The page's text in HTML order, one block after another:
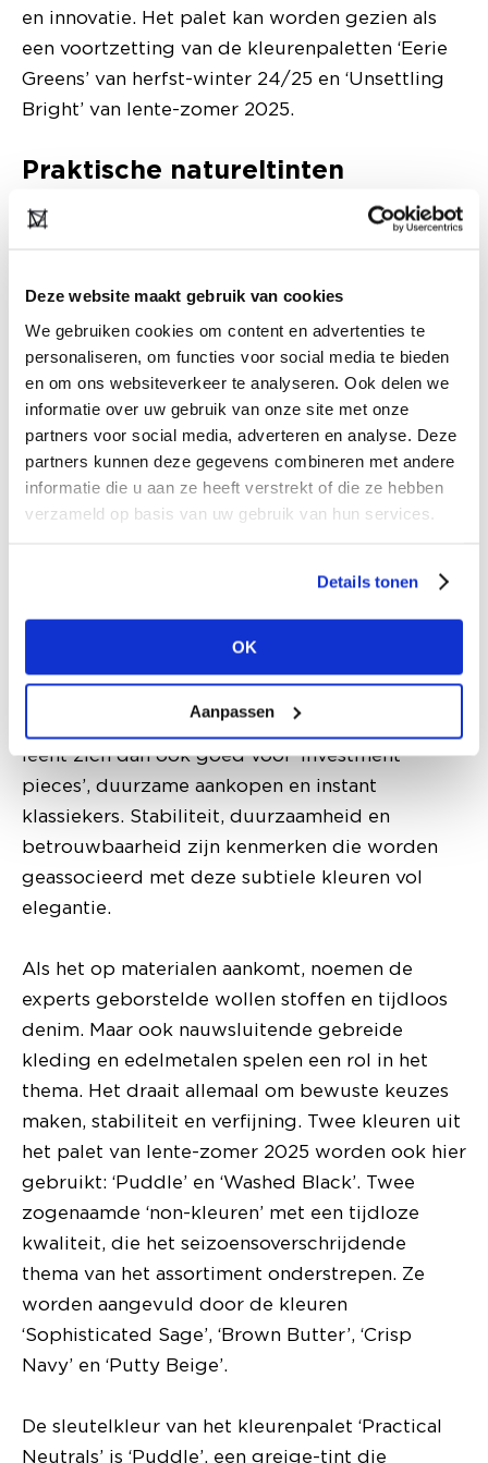
Deze website maakt gebruik van cookies
We gebruiken cookies om content en advertenties te
personaliseren, om functies voor social media te bieden
en om ons websiteverkeer te analyseren. Ook delen we
informatie over uw gebruik van onze site met onze
partners voor social media, adverteren en analyse. Deze
partners kunnen deze gegevens combineren met andere
informatie die u aan ze heeft verstrekt of die ze hebben
verzameld op basis van uw gebruik van hun services.
Details tonen
OK
Aanpassen
en innovatie. Het palet kan worden gezien als
een voortzetting van de kleurenpaletten ‘Eerie
Greens’ van herfst-winter 24/25 en ‘Unsettling
Bright’ van lente-zomer 2025.
Praktische natureltinten
Practical Neutrals' Farbpalette für H/W 25/26Bild: Fashionsnoops
Het veel ingetogenere kleurenpalet ‘Practical
ingetogen kleuren benadrukken een
duurzamere kijk op mode. Het kleurenpalet
leent zich dan ook goed voor ‘investment
pieces’, duurzame aankopen en instant
klassiekers. Stabiliteit, duurzaamheid en
betrouwbaarheid zijn kenmerken die worden
geassocieerd met deze subtiele kleuren vol
elegantie.
Als het op materialen aankomt, noemen de
experts geborstelde wollen stoffen en tijdloos
denim. Maar ook nauwsluitende gebreide
kleding en edelmetalen spelen een rol in het
thema. Het draait allemaal om bewuste keuzes
maken, stabiliteit en verfijning. Twee kleuren uit
het palet van lente-zomer 2025 worden ook hier
gebruikt: ‘Puddle’ en ‘Washed Black’. Twee
zogenaamde ‘non-kleuren’ met een tijdloze
kwaliteit, die het seizoensoverschrijdende
thema van het assortiment onderstrepen. Ze
worden aangevuld door de kleuren
‘Sophisticated Sage’, ‘Brown Butter’, ‘Crisp
Navy’ en ‘Putty Beige’.
De sleutelkleur van het kleurenpalet ‘Practical
Neutrals’ is ‘Puddle’, een greige-tint die